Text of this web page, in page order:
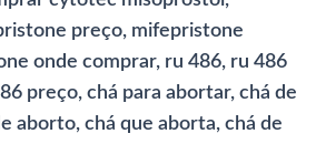
preço, mifepristone
onde comprar, ru 486, ru 486
preço, chá para abortar, chá de
aborto, chá que aborta, chá de